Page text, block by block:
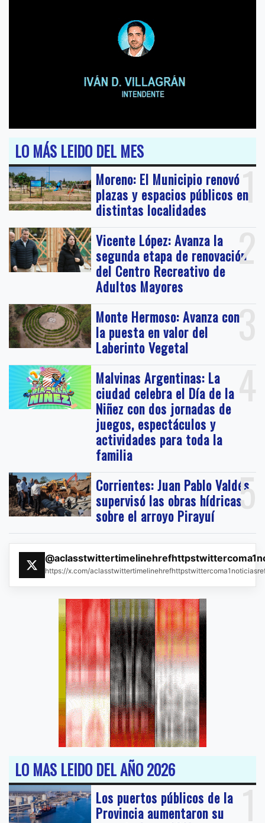
LO MÁS LEIDO DEL MES
1
Moreno: El Municipio renovó
plazas y espacios públicos en
distintas localidades
2
Vicente López: Avanza la
segunda etapa de renovación
del Centro Recreativo de
Adultos Mayores
3
Monte Hermoso: Avanza con
la puesta en valor del
Laberinto Vegetal
4
Malvinas Argentinas: La
ciudad celebra el Día de la
Niñez con dos jornadas de
juegos, espectáculos y
actividades para toda la
familia
5
Corrientes: Juan Pablo Valdés
supervisó las obras hídricas
sobre el arroyo Pirayuí
https://x.com/
LO MAS LEIDO DEL AÑO 2026
1
Los puertos públicos de la
Provincia aumentaron su